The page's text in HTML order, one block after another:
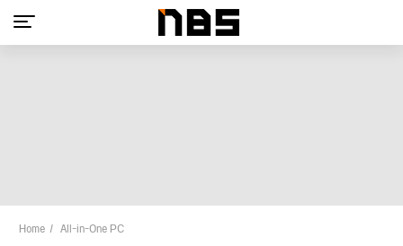
Home All-in-One PC